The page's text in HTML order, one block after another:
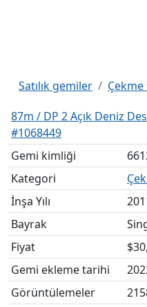
Satılık gemiler
87m / DP 2 Açık Deniz
#1068449
Gemi kimliği
Kategori
İnşa Yılı
Bayrak
Fiyat
Gemi ekleme tarihi
Görüntülemeler